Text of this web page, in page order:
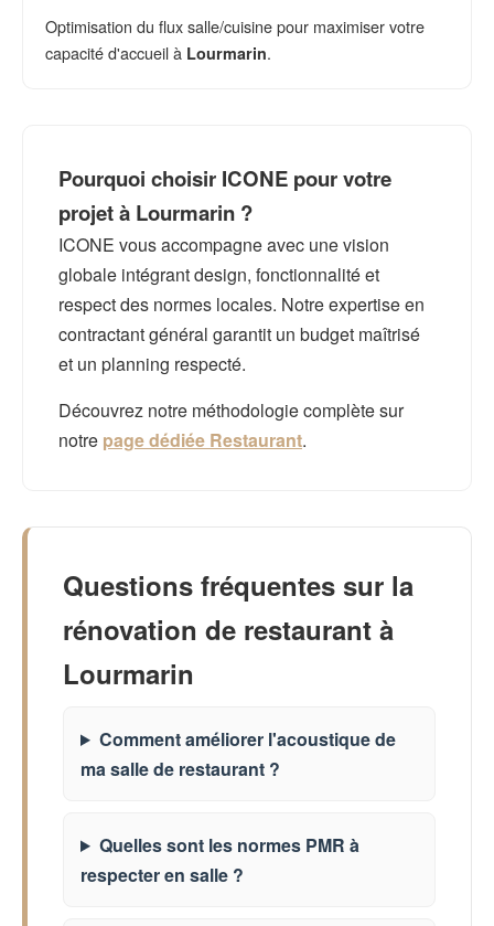
Optimisation du flux salle/cuisine pour maximiser votre
capacité d'accueil à Lourmarin.
Pourquoi choisir ICONE pour votre
projet à Lourmarin ?
ICONE vous accompagne avec une vision
globale intégrant design, fonctionnalité et
respect des normes locales. Notre expertise en
contractant général garantit un budget maîtrisé
et un planning respecté.
Découvrez notre méthodologie complète sur
notre page dédiée Restaurant.
Questions fréquentes sur la
rénovation de restaurant à
Lourmarin
Comment améliorer l'acoustique de
ma salle de restaurant ?
Quelles sont les normes PMR à
respecter en salle ?